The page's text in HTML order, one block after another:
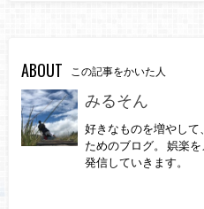
ABOUT この記事をかいた人
みるそん
好きなものを増やして
ためのブログ。 娯楽
発信していきます。